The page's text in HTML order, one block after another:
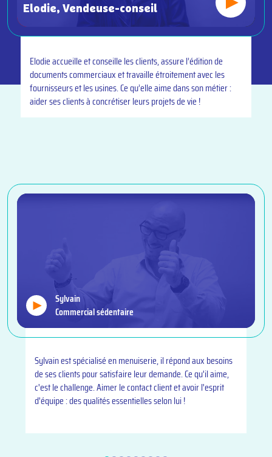
Elodie, Vendeuse-conseil
Elodie accueille et conseille les clients, assure l’édition de
documents commerciaux et travaille étroitement avec les
fournisseurs et les usines. Ce qu’elle aime dans son métier :
aider ses clients à concrétiser leurs projets de vie !
Sylvain
Commercial sédentaire
Sylvain est spécialisé en menuiserie, il répond aux besoins
de ses clients pour satisfaire leur demande. Ce qu'il aime,
c'est le challenge. Aimer le contact client et avoir l'esprit
d'équipe : des qualités essentielles selon lui !